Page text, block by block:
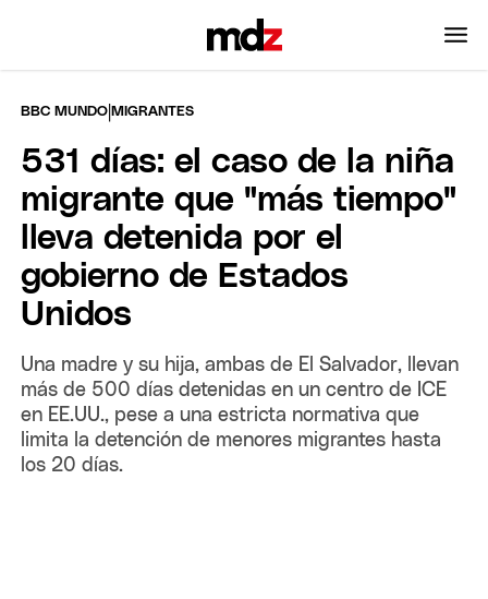
BBC MUNDO |MIGRANTES
531 días: el caso de la niña
migrante que "más tiempo"
lleva detenida por el
gobierno de Estados
Unidos
Una madre y su hija, ambas de El Salvador, llevan
más de 500 días detenidas en un centro de ICE
en EE.UU., pese a una estricta normativa que
limita la detención de menores migrantes hasta
los 20 días.